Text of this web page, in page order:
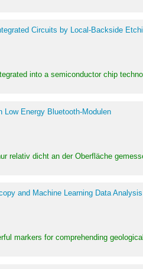
Circuits by Local-Backside
into a semiconductor chip
Low Energy Bluetooth-Modulen
relativ dicht an der Oberfläche
and Machine Learning Data Analysis
markers for comprehending